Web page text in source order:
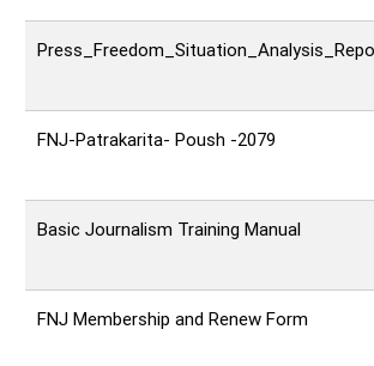
FNJ-Patrakarita- Poush -2079
Basic Journalism Training Manual
FNJ Membership and Renew Form